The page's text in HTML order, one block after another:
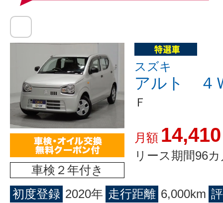
車検２年付き
スズキ
アルト ４
Ｆ
月額 14,410
リース期間96
初度登録 2020年 走行距離 6,000km